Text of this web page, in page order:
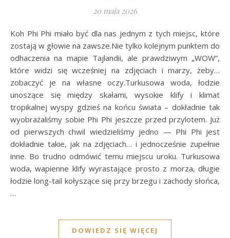
20 maja 2026
Koh Phi Phi miało być dla nas jednym z tych miejsc, które
zostają w głowie na zawsze.Nie tylko kolejnym punktem do
odhaczenia na mapie Tajlandii, ale prawdziwym „WOW”,
które widzi się wcześniej na zdjęciach i marzy, żeby…
zobaczyć je na własne oczy.Turkusowa woda, łodzie
unoszące się między skałami, wysokie klify i klimat
tropikalnej wyspy gdzieś na końcu świata – dokładnie tak
wyobrażaliśmy sobie Phi Phi jeszcze przed przylotem. Już
od pierwszych chwil wiedzieliśmy jedno — Phi Phi jest
dokładnie takie, jak na zdjęciach… i jednocześnie zupełnie
inne. Bo trudno odmówić temu miejscu uroku. Turkusowa
woda, wapienne klify wyrastające prosto z morza, długie
łodzie long-tail kołyszące się przy brzegu i zachody słońca,
…
DOWIEDZ SIĘ WIĘCEJ